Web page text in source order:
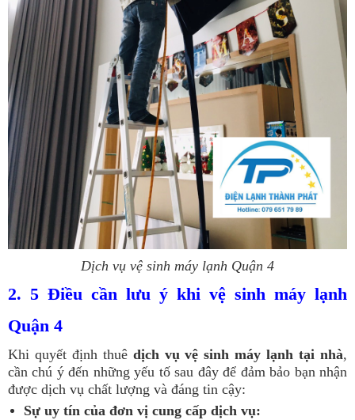
Dịch vụ vệ sinh máy lạnh Quận 4
2. 5 Điều cần lưu ý khi vệ sinh máy lạnh
Quận 4
Khi quyết định thuê dịch vụ vệ sinh máy lạnh tại nhà,
cần chú ý đến những yếu tố sau đây để đảm bảo bạn nhận
được dịch vụ chất lượng và đáng tin cậy:
Sự uy tín của đơn vị cung cấp dịch vụ: